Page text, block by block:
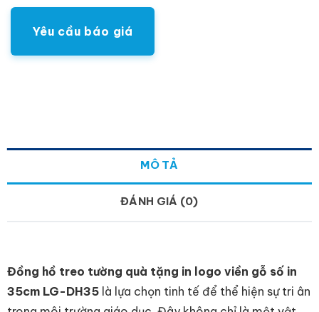
Yêu cầu báo giá
MÔ TẢ
ĐÁNH GIÁ (0)
Đồng hồ treo tường quà tặng in logo viền gỗ số in
35cm LG-DH35là lựa chọn tinh tế để thể hiện sự tri ân